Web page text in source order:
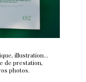
illustration...
de prestation,
photos.